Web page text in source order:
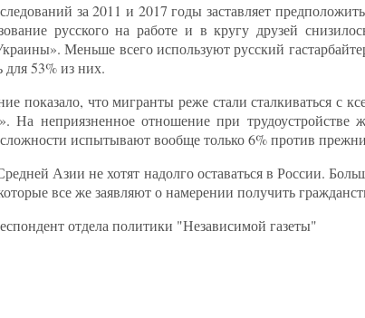
за 2011 и 2017 годы заставляет
русского на работе и в кругу друзей
Меньше всего используют русский
53% из них.
показало, что мигранты реже стали сталкиваться с
На неприязненное отношение при
испытывают вообще только 6% против
Азии не хотят надолго оставаться в России.
все же заявляют о намерении получить
отдела политики "Независимой газеты"